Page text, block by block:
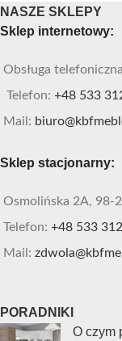
NASZE SKLEPY
Sklep internetowy:
Obsługa
Telefon: +48 533
Mail:
Sklep stacjonarny:
Osmolińska 2A, 98-
Telefon: +48 533
Mail:
PORADNIKI
O czym